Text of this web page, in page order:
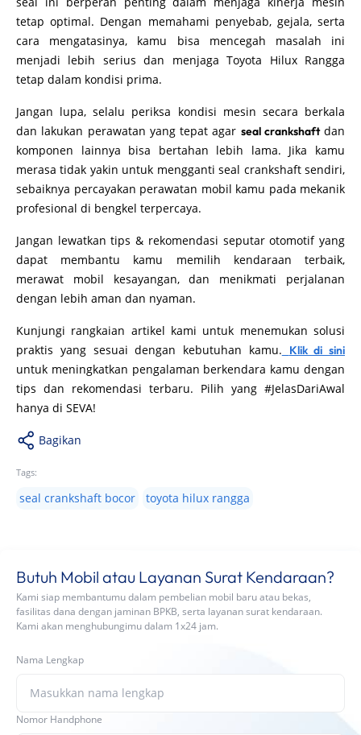
tetap optimal. Dengan memahami penyebab, gejala, serta
cara mengatasinya, kamu bisa mencegah masalah ini
menjadi lebih serius dan menjaga Toyota Hilux Rangga
tetap dalam kondisi prima.
Jangan lupa, selalu periksa kondisi mesin secara berkala
dan lakukan perawatan yang tepat agar seal crankshaftdan
komponen lainnya bisa bertahan lebih lama. Jika kamu
merasa tidak yakin untuk mengganti seal crankshaft sendiri,
sebaiknya percayakan perawatan mobil kamu pada mekanik
profesional di bengkel terpercaya.
Jangan lewatkan tips & rekomendasi seputar otomotif yang
dapat membantu kamu memilih kendaraan terbaik,
merawat mobil kesayangan, dan menikmati perjalanan
dengan lebih aman dan nyaman.
Kunjungi rangkaian artikel kami untuk menemukan solusi
praktis yang sesuai dengan kebutuhan kamu.
Klik di sini
untuk meningkatkan pengalaman berkendara kamu dengan
tips dan rekomendasi terbaru. Pilih yang #JelasDariAwal
hanya di SEVA!
Bagikan
Tags:
seal crankshaft bocor toyota hilux rangga
Butuh Mobil atau Layanan Surat Kendaraan?
Kami siap membantumu dalam pembelian mobil baru atau bekas,
fasilitas dana dengan jaminan BPKB, serta layanan surat kendaraan.
Kami akan menghubungimu dalam 1x24 jam.
Nama Lengkap
Nomor Handphone